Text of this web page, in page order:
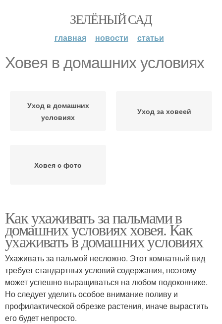
ЗЕЛЁНЫЙ САД
главная новости статьи
Ховея в домашних условиях
Уход в домашних
условиях
Уход за ховеей
Ховея с фото
Как ухаживать за пальмами в
домашних условиях ховея. Как
ухаживать в домашних условиях
Ухаживать за пальмой несложно. Этот комнатный вид
требует стандартных условий содержания, поэтому
может успешно выращиваться на любом подоконнике.
Но следует уделить особое внимание поливу и
профилактической обрезке растения, иначе вырастить
его будет непросто.